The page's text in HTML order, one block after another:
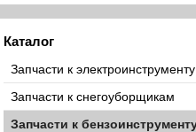
Каталог
Запчасти к электроинструменту
Запчасти к снегоуборщикам
Запчасти к